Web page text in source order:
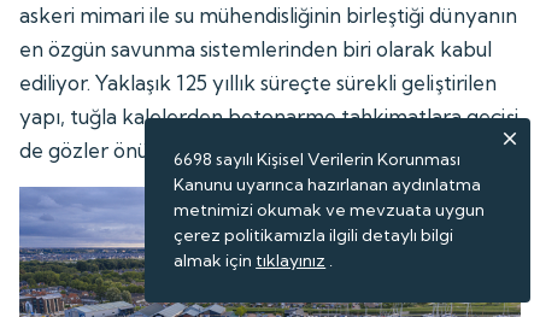
askeri mimari ile su mühendisliğinin birleştiği dünyanın
en özgün savunma sistemlerinden biri olarak kabul
ediliyor. Yaklaşık 125 yıllık süreçte sürekli geliştirilen
yapı, tuğla kalelerden betonarme tahkimatlara geçişi
de gözler önüne seriyor.6698 sayılı Kişisel Verilerin Korunması
Kanunu uyarınca hazırlanan aydınlatma
metnimizi okumak ve mevzuata uygun
çerez politikamızla ilgili detaylı bilgi
almak için tıklayınız .